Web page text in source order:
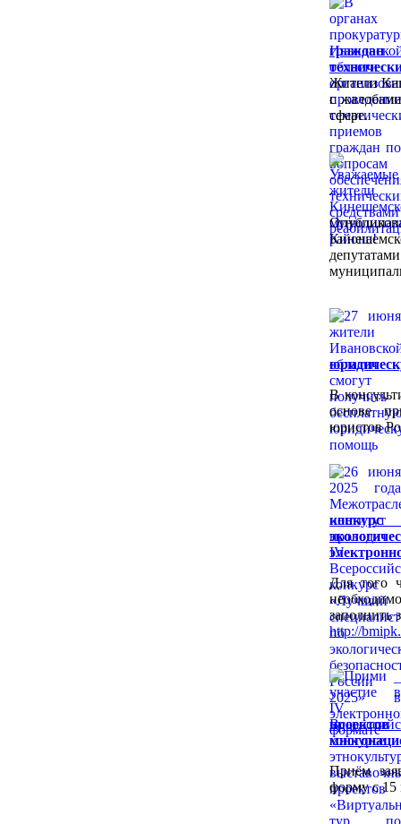
Жители
с
сфере.
В
основе
юристов
Для того
заполнить
http://
Приём
форму с 15